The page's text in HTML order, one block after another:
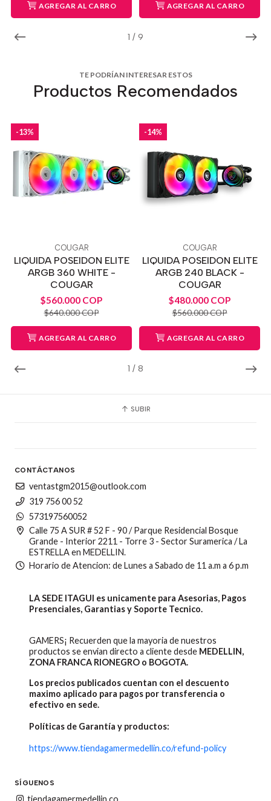
1 / 9
AGREGAR AL CARRO AGREGAR AL CARRO
TE PODRÍAN INTERESAR ESTOS
Productos Recomendados
1 / 8
-13%
COUGAR
LIQUIDA POSEIDON ELITE
ARGB 360 WHITE -
COUGAR
$560.000 COP
$640.000 COP
AGREGAR AL CARRO
-14%
COUGAR
LIQUIDA POSEIDON ELITE
ARGB 240 BLACK -
COUGAR
$480.000 COP
$560.000 COP
AGREGAR AL CARRO
SUBIR
CONTÁCTANOS
ventastgm2015@outlook.com
319 756 00 52
573197560052
Calle 75 A SUR # 52 F - 90 / Parque Residencial Bosque
Grande - Interior 2211 - Torre 3 - Sector Suramerica / La
ESTRELLA en MEDELLIN.
Horario de Atencion: de Lunes a Sabado de 11 a.m a 6 p.m
LA SEDE ITAGUI es unicamente para Asesorias, Pagos
Presenciales, Garantias y Soporte Tecnico.
GAMERS¡ Recuerden que la mayoria de nuestros
productos se envian directo a cliente desde MEDELLIN,
ZONA FRANCA RIONEGRO o BOGOTA.
Los precios publicados cuentan con el descuento
maximo aplicado para pagos por transferencia o
efectivo en sede.
Políticas de Garantía y productos:
https://www.tiendagamermedellin.co/refund-policy
SÍGUENOS